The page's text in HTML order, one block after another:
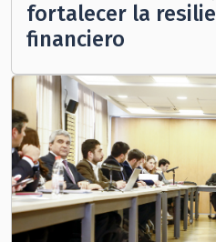
fortalecer la
financiero